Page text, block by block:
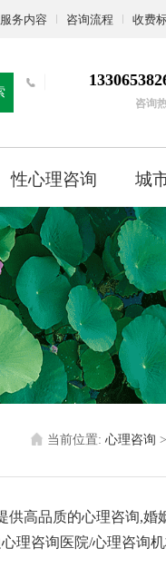
服务内容 咨询流程 收费
咨询
性心理咨询 城
当前位置: 心理咨询 >
高品质的心理咨询,婚
理咨询医院/心理咨询机